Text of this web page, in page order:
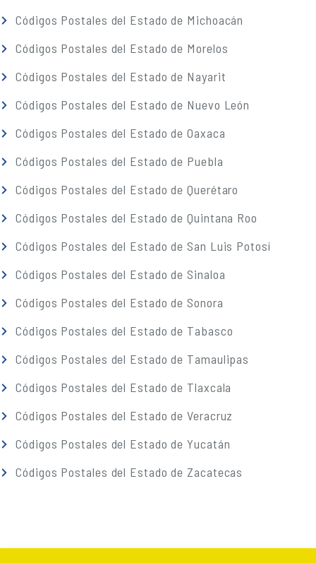
Códigos Postales del Estado de Michoacán
Códigos Postales del Estado de Morelos
Códigos Postales del Estado de Nayarit
Códigos Postales del Estado de Nuevo León
Códigos Postales del Estado de Oaxaca
Códigos Postales del Estado de Puebla
Códigos Postales del Estado de Querétaro
Códigos Postales del Estado de Quintana Roo
Códigos Postales del Estado de San Luis Potosí
Códigos Postales del Estado de Sinaloa
Códigos Postales del Estado de Sonora
Códigos Postales del Estado de Tabasco
Códigos Postales del Estado de Tamaulipas
Códigos Postales del Estado de Tlaxcala
Códigos Postales del Estado de Veracruz
Códigos Postales del Estado de Yucatán
Códigos Postales del Estado de Zacatecas